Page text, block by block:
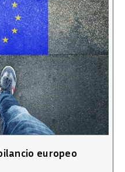
europeo